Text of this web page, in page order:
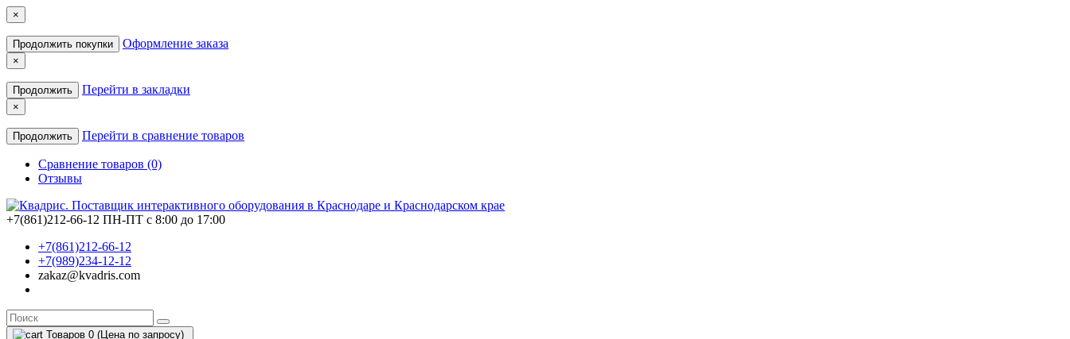
×
Продолжить покупки Оформление заказа
×
Продолжить Перейти в закладки
×
Продолжить Перейти в сравнение товаров
Сравнение товаров (0)
Отзывы
+7(861)212-66-12 ПН-ПТ с 8:00 до 17:00
+7(861)212-66-12
+7(989)234-12-12
zakaz@kvadris.com
Товаров 0 (Цена по запросу)